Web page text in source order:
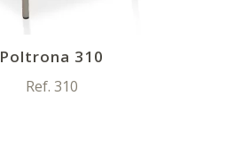
Poltrona 310
Ref. 310